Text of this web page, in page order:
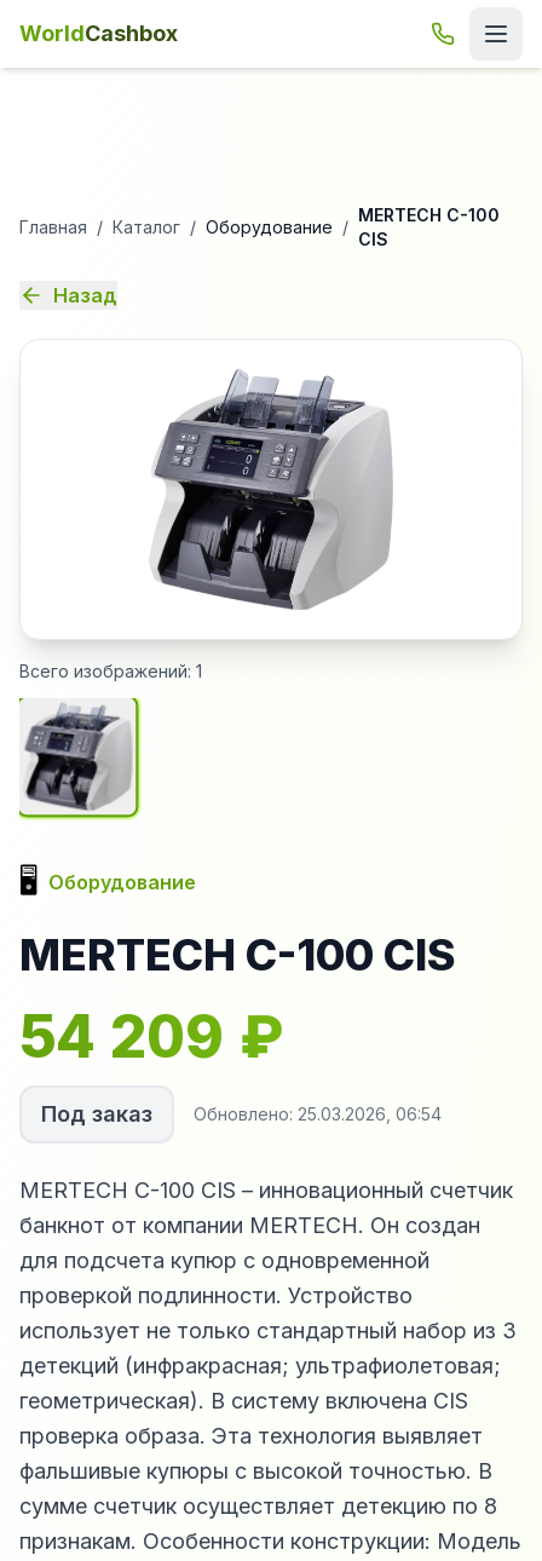
WorldCashbox
Главная / Каталог / Оборудование /
MERTECH C-100
CIS
Назад
Всего изображений: 1
🖥️ Оборудование
MERTECH C-100 CIS
54 209 ₽
Под заказ Обновлено: 25.03.2026, 06:54
MERTECH C-100 CIS – инновационный счетчик
банкнот от компании MERTECH. Он создан
для подсчета купюр с одновременной
проверкой подлинности. Устройство
использует не только стандартный набор из 3
детекций (инфракрасная; ультрафиолетовая;
геометрическая). В систему включена CIS
проверка образа. Эта технология выявляет
фальшивые купюры с высокой точностью. В
сумме счетчик осуществляет детекцию по 8
признакам. Особенности конструкции: Модель